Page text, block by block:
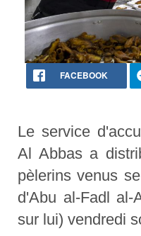
FACEBOOK
Le service
Al Abbas a
pèlerins venus
d'Abu al-Fadl al-
sur lui) vendredi